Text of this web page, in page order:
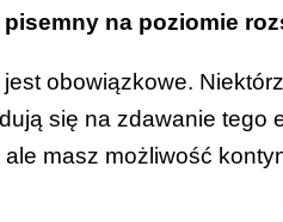
na poziomie
obowiązkowe.
się na zdawanie tego
masz możliwość